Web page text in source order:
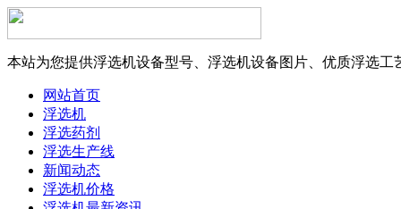
本站为您提供浮选机设备型号、浮选机设备图片、优质浮选工
网站首页
浮选机
浮选药剂
浮选生产线
新闻动态
浮选机价格